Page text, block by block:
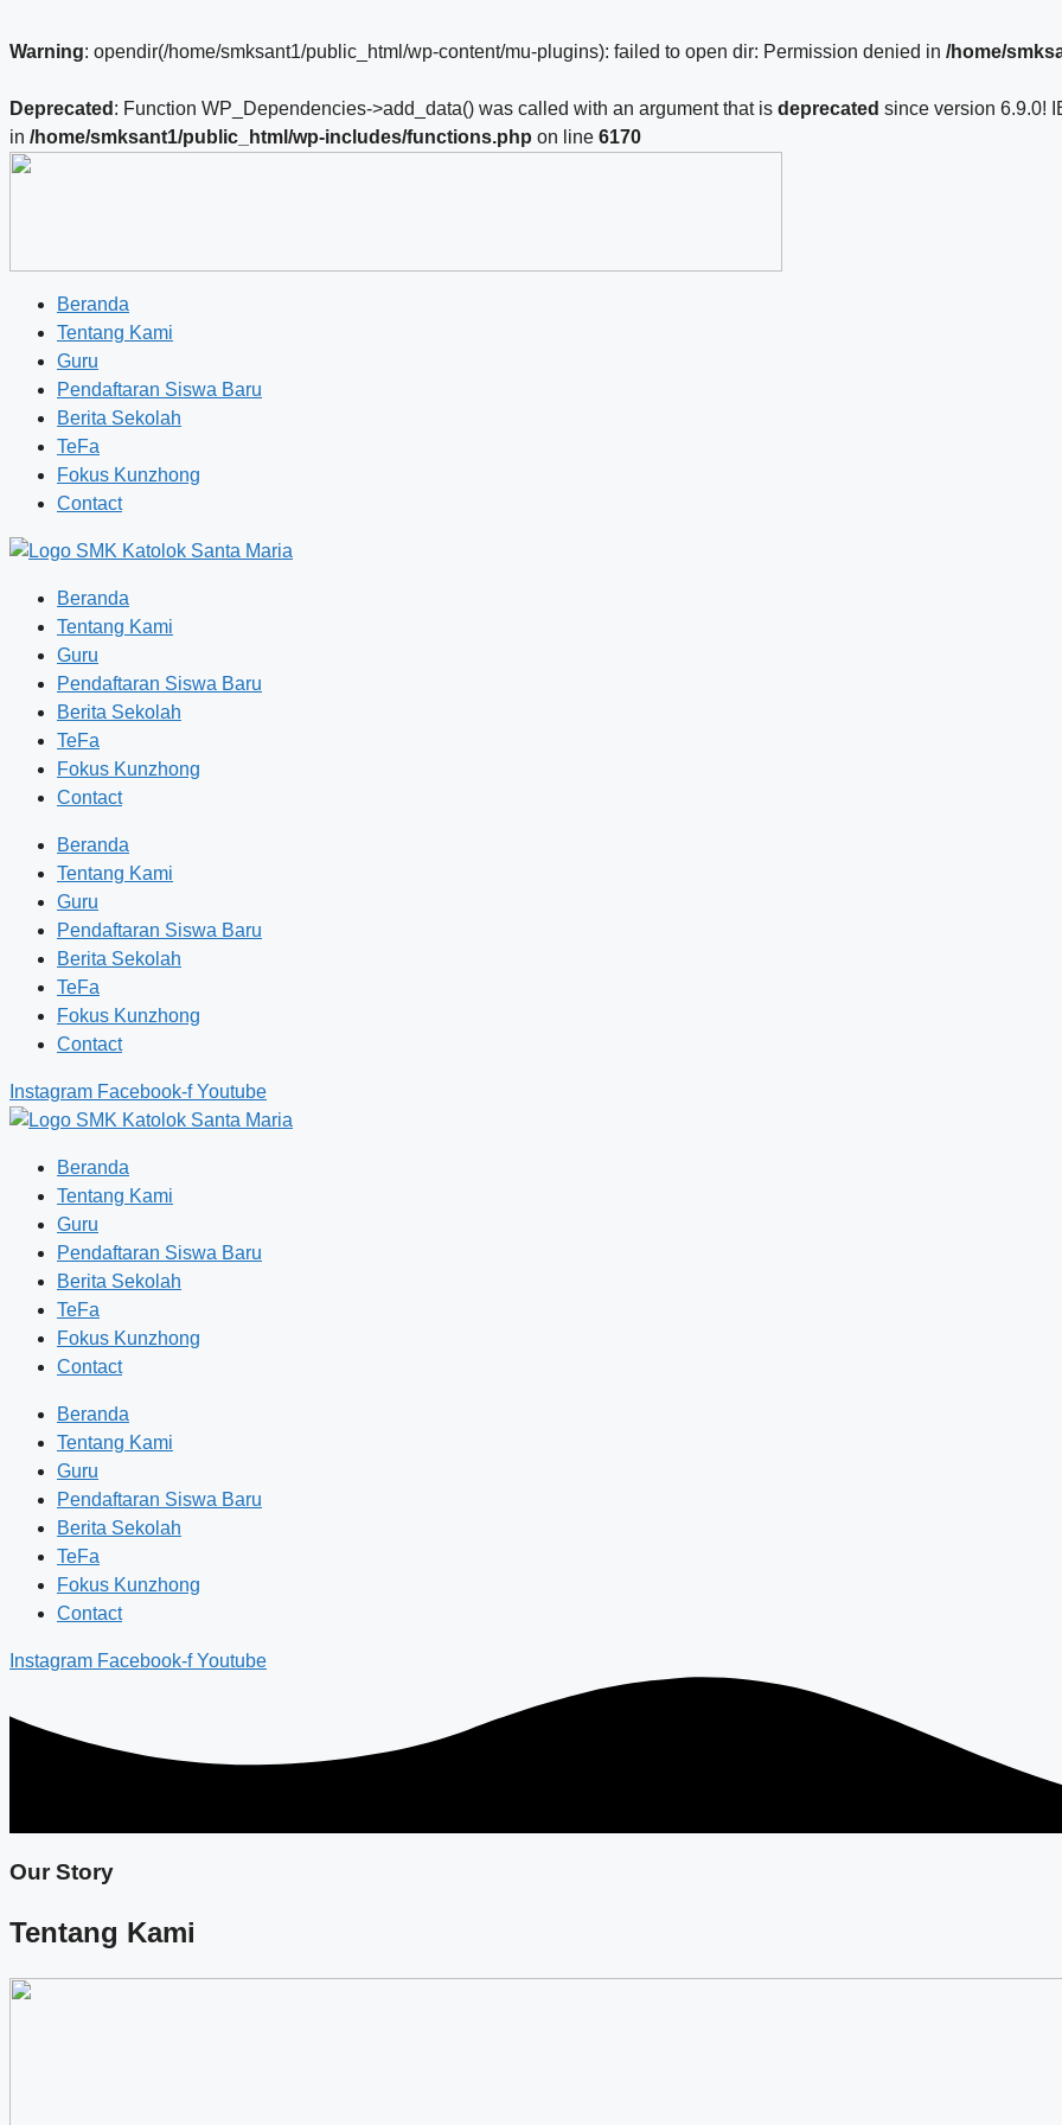
Warning: opendir(/home/smksant1/public_html/wp-content/mu-plugins): failed to open dir: Permission denied in /home/
Deprecated : Function WP_Dependencies->add_data() was called with an argument that is deprecated since version 6.9.0!
in /home/smksant1/public_html/wp-includes/functions.php on line 6170
Beranda
Tentang Kami
Guru
Pendaftaran Siswa Baru
Berita Sekolah
TeFa
Fokus Kunzhong
Contact
Beranda
Tentang Kami
Guru
Pendaftaran Siswa Baru
Berita Sekolah
TeFa
Fokus Kunzhong
Contact
Beranda
Tentang Kami
Guru
Pendaftaran Siswa Baru
Berita Sekolah
TeFa
Fokus Kunzhong
Contact
Instagram Facebook-f Youtube
Beranda
Tentang Kami
Guru
Pendaftaran Siswa Baru
Berita Sekolah
TeFa
Fokus Kunzhong
Contact
Beranda
Tentang Kami
Guru
Pendaftaran Siswa Baru
Berita Sekolah
TeFa
Fokus Kunzhong
Contact
Instagram Facebook-f Youtube
Our Story
Tentang Kami